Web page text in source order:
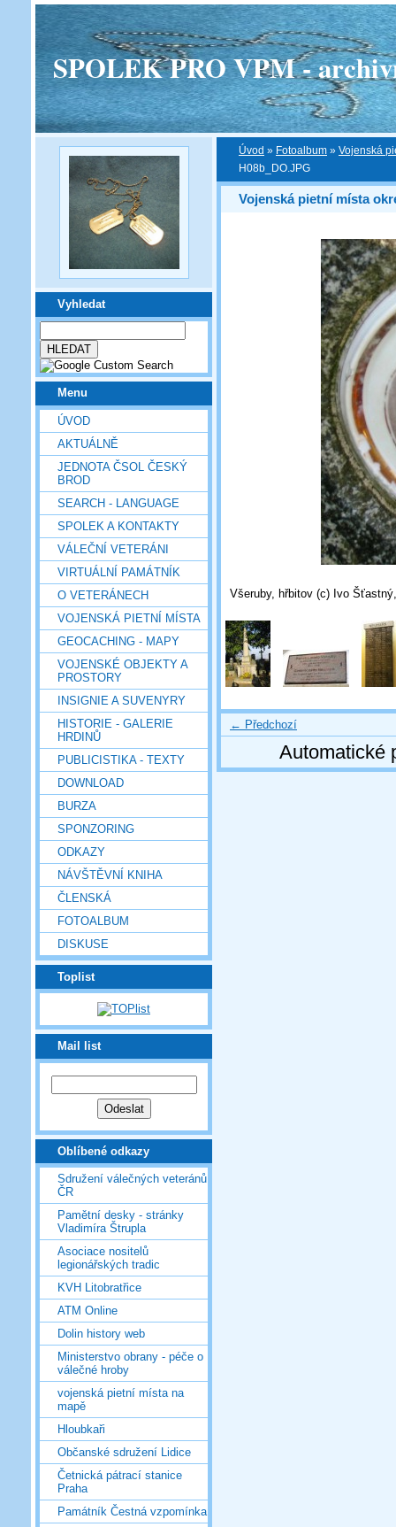
SPOLEK PRO VPM -
Vyhledat
Menu
ÚVOD
AKTUÁLNĚ
JEDNOTA ČSOL ČESKÝ
BROD
SEARCH - LANGUAGE
SPOLEK A KONTAKTY
VÁLEČNÍ VETERÁNI
VIRTUÁLNÍ PAMÁTNÍK
O VETERÁNECH
VOJENSKÁ PIETNÍ MÍSTA
GEOCACHING - MAPY
VOJENSKÉ OBJEKTY A
PROSTORY
INSIGNIE A SUVENYRY
HISTORIE - GALERIE
HRDINŮ
PUBLICISTIKA - TEXTY
DOWNLOAD
BURZA
SPONZORING
ODKAZY
NÁVŠTĚVNÍ KNIHA
ČLENSKÁ
FOTOALBUM
DISKUSE
Toplist
Mail list
Oblíbené odkazy
Sdružení válečných veteránů
ČR
Pamětní desky - stránky
Vladimíra Štrupla
Asociace nositelů
legionářských tradic
KVH Litobratřice
ATM Online
Dolin history web
Ministerstvo obrany - péče o
válečné hroby
vojenská pietní místa na
mapě
Hloubkaři
Občanské sdružení Lidice
Četnická pátrací stanice
Praha
Památník Čestná vzpomínka
Úvod » Fotoalbum » Vojenská
H08b_DO.JPG
Vojenská pietní místa
Všeruby, hřbitov (c) Ivo
← Předchozí
Automatické